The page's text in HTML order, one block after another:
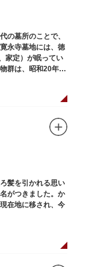
しており、明治の
、一般のボランテ
の墓所のことで、
永寺墓地には、徳
家定）が眠ってい
群は、昭和20年
髪を引かれる思い
がつきました。か
在地に移され、今